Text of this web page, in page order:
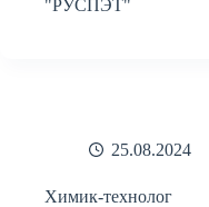
"РУСПЭТ"
25.08.2024
Химик-технолог